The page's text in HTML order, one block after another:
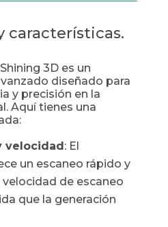
características.
3D es un
diseñado para
y precisión en la
Aquí tienes una
velocidad: El
un escaneo rápido y
velocidad de escaneo
que la generación